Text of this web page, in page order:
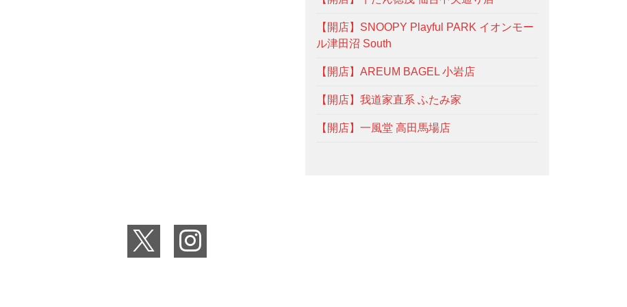
【開店】SNOOPY Playful PARK イオンモー
ル津田沼 South
【開店】AREUM BAGEL 小岩店
【開店】我道家直系 ふたみ家
【開店】一風堂 高田馬場店